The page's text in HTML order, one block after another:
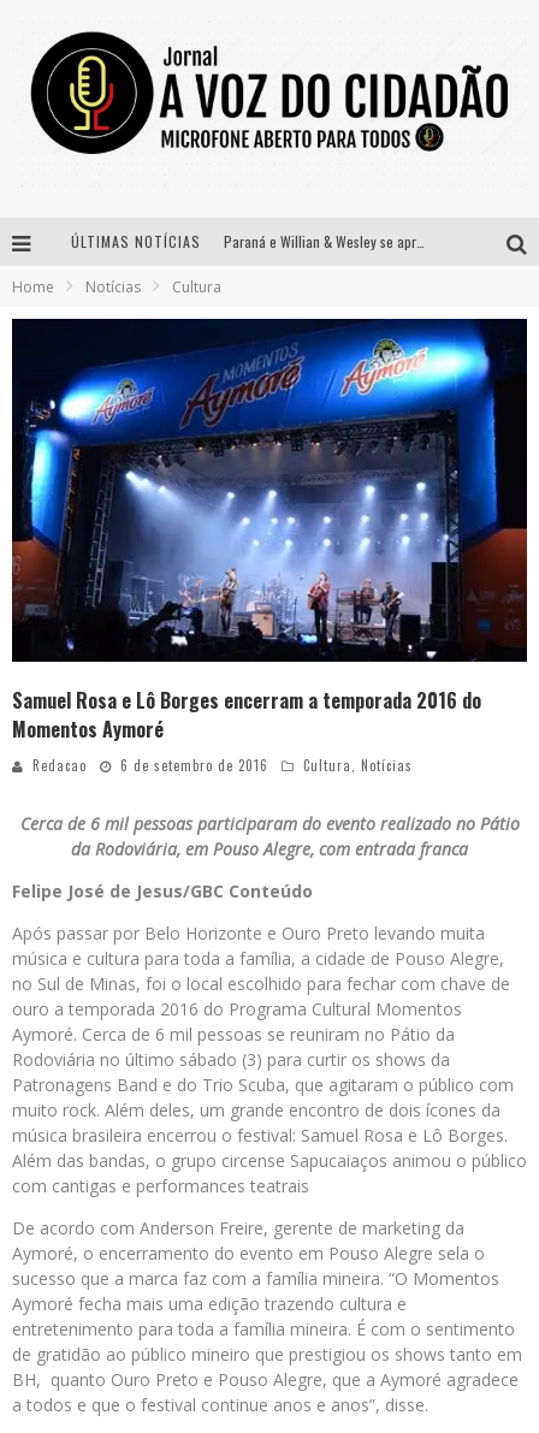
ÚLTIMAS NOTÍCIAS Paraná e Willian & Wesley se apresentam no Carretão Trevo Contagem nesta sexta-feira
Banda Mole de BH anuncia Kayete como madrinha do bloco
Definidas as 12 finalistas do concurso Rainha do Pedro Leopoldo Rodeio Show 2026
Home Notícias Cultura
Samuel Rosa e Lô Borges encerram a temporada 2016 do
Momentos Aymoré
Redacao 6 de setembro de 2016 Cultura Notícias
Cerca de 6 mil pessoas participaram do evento realizado no Pátio
da Rodoviária, em Pouso Alegre, com entrada franca
Felipe José de Jesus/GBC Conteúdo
Após passar por Belo Horizonte e Ouro Preto levando muita
música e cultura para toda a família, a cidade de Pouso Alegre,
no Sul de Minas, foi o local escolhido para fechar com chave de
ouro a temporada 2016 do Programa Cultural Momentos
Aymoré. Cerca de 6 mil pessoas se reuniram no Pátio da
Rodoviária no último sábado (3) para curtir os shows da
Patronagens Band e do Trio Scuba, que agitaram o público com
muito rock. Além deles, um grande encontro de dois ícones da
música brasileira encerrou o festival: Samuel Rosa e Lô Borges.
Além das bandas, o grupo circense Sapucaiaços animou o público
com cantigas e performances teatrais
De acordo com Anderson Freire, gerente de marketing da
Aymoré, o encerramento do evento em Pouso Alegre sela o
sucesso que a marca faz com a família mineira. “O Momentos
Aymoré fecha mais uma edição trazendo cultura e
entretenimento para toda a família mineira. É com o sentimento
de gratidão ao público mineiro que prestigiou os shows tanto em
BH, quanto Ouro Preto e Pouso Alegre, que a Aymoré agradece
a todos e que o festival continue anos e anos”, disse.